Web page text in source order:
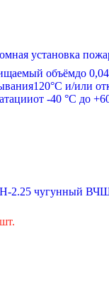
установка
объёмдо
120°С и/или
от -40 °C до
2.25 чугунный